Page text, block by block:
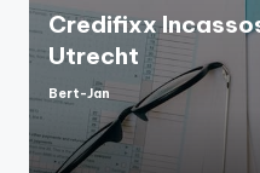
Credifixx
Utrecht
Geplaatst
Bert-Jan